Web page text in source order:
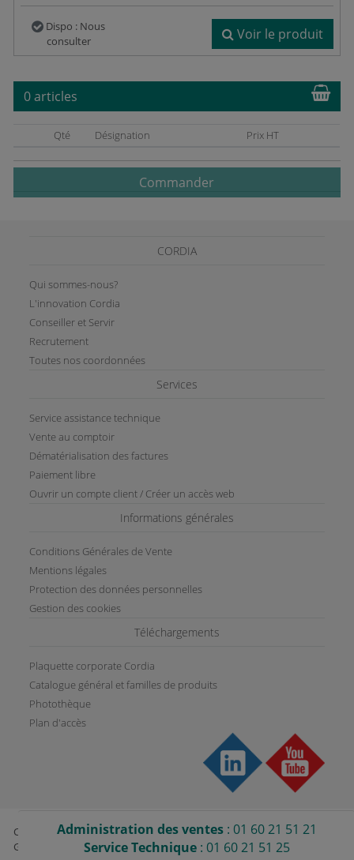
Administration des ventes: 01 60 21 51 21
Service Technique: 01 60 21 51 25
Dispo : Nous
consulter
Voir le produit
0 articles
Qté Désignation Prix HT
Commander
CORDIA
Qui sommes-nous?
L'innovation Cordia
Conseiller et Servir
Recrutement
Toutes nos coordonnées
Services
Service assistance technique
Vente au comptoir
Dématérialisation des factures
Paiement libre
Ouvrir un compte client / Créer un accès web
Informations générales
Conditions Générales de Vente
Mentions légales
Protection des données personnelles
Gestion des cookies
Téléchargements
Plaquette corporate Cordia
Catalogue général et familles de produits
Photothèque
Plan d'accès
CORDIA - RCS Meaux B 343 390 662 - ZAC La Villette aux Aulnes - 2 rue
Galilée - 77290 MITRY MORY